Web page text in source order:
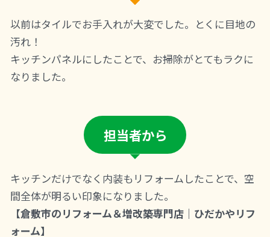
以前はタイルでお手入れが大変でした。とくに目地の
汚れ！
キッチンパネルにしたことで、お掃除がとてもラクに
なりました。
担当者から
キッチンだけでなく内装もリフォームしたことで、空
間全体が明るい印象になりました。
【倉敷市のリフォーム＆増改築専門店｜ひだかやリフ
ォーム】